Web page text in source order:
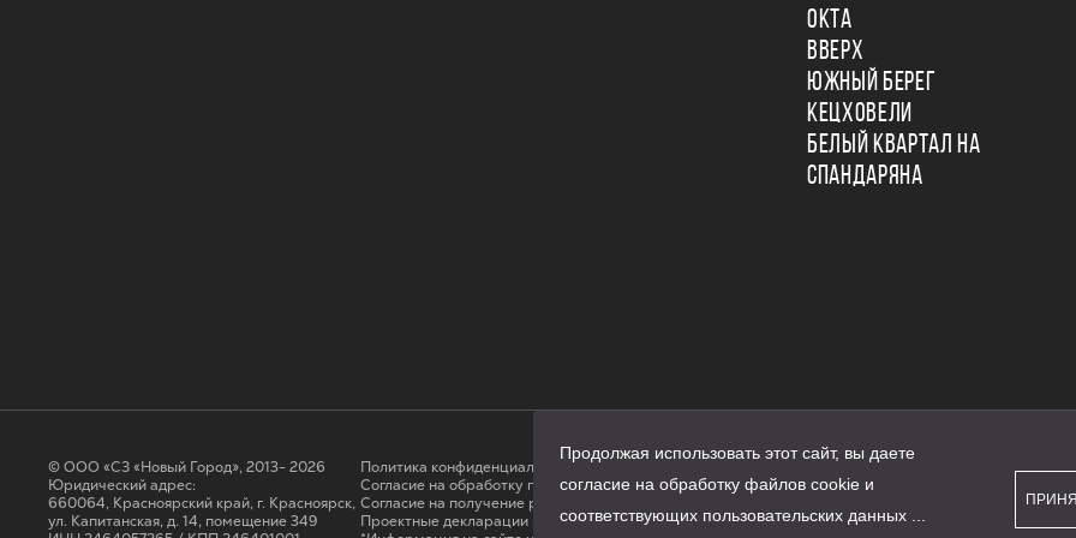
ОКТА
ВВЕРХ
ЮЖНЫЙ БЕРЕГ
КЕЦХОВЕЛИ
БЕЛЫЙ КВАРТАЛ НА
СПАНДАРЯНА
© ООО «СЗ «Новый Город», 2013- 2026
Юридический адрес:
660064, Красноярский край, г. Красноярск,
ул. Капитанская, д. 14, помещение 349
Политика конфиденциальности
Согласие на обработку персональных данных
Cогласие на получение рассылки
Проектные декларации на сайте наш.дом.рф
Продолжая использовать этот сайт, вы даете
согласие на обработку файлов cookie и
соответствующих пользовательских данных